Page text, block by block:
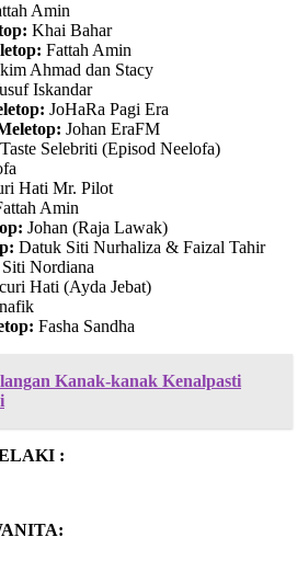
Amin
Khai Bahar
Fattah Amin
Ahmad dan Stacy
Iskandar
JoHaRa Pagi Era
Johan EraFM
Taste Selebriti (Episod Neelofa)
Hati Mr. Pilot
Amin
Johan (Raja Lawak)
Datuk Siti Nurhaliza & Faizal Tahir
Siti Nordiana
Hati (Ayda Jebat)
Fasha Sandha
Kanak-kanak Kenalpasti
: